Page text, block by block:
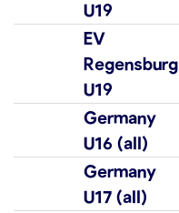
U19
EV
Regensburg
U19
Germany
U16 (all)
Germany
U17 (all)